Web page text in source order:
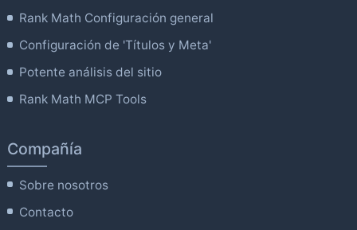
Rank Math Configuración general
Configuración de 'Títulos y Meta'
Potente análisis del sitio
Rank Math MCP Tools
Compañía
Sobre nosotros
Contacto